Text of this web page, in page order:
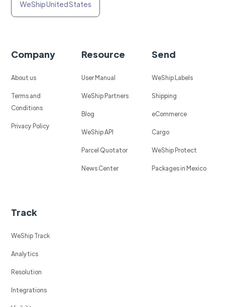
WeShip United States
Company
About us
Terms and
Conditions
Privacy Policy
Resource
User Manual
WeShip Partners
Blog
WeShip API
Parcel Quotator
News Center
Send
WeShip Labels
Shipping
eCommerce
Cargo
WeShip Protect
Packages in Mexico
Track
WeShip Track
Analytics
Resolution
Integrations